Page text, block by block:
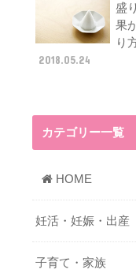
盛
果
り
2018.05.24
カテゴリー一覧
HOME
妊活・妊娠・出産
子育て・家族